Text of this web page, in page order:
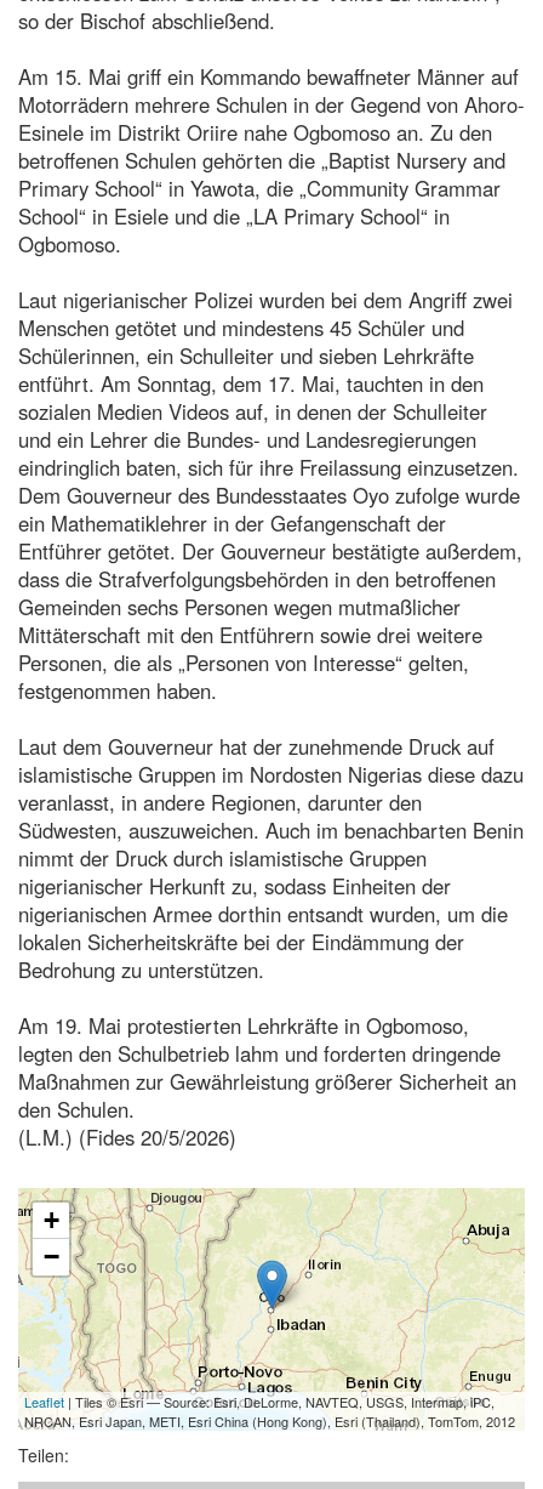
so der Bischof abschließend.
Am 15. Mai griff ein Kommando bewaffneter Männer auf
Motorrädern mehrere Schulen in der Gegend von Ahoro-
Esinele im Distrikt Oriire nahe Ogbomoso an. Zu den
betroffenen Schulen gehörten die „Baptist Nursery and
Primary School“ in Yawota, die „Community Grammar
School“ in Esiele und die „LA Primary School“ in
Ogbomoso.
Laut nigerianischer Polizei wurden bei dem Angriff zwei
Menschen getötet und mindestens 45 Schüler und
Schülerinnen, ein Schulleiter und sieben Lehrkräfte
entführt. Am Sonntag, dem 17. Mai, tauchten in den
sozialen Medien Videos auf, in denen der Schulleiter
und ein Lehrer die Bundes- und Landesregierungen
eindringlich baten, sich für ihre Freilassung einzusetzen.
Dem Gouverneur des Bundesstaates Oyo zufolge wurde
ein Mathematiklehrer in der Gefangenschaft der
Entführer getötet. Der Gouverneur bestätigte außerdem,
dass die Strafverfolgungsbehörden in den betroffenen
Gemeinden sechs Personen wegen mutmaßlicher
Mittäterschaft mit den Entführern sowie drei weitere
Personen, die als „Personen von Interesse“ gelten,
festgenommen haben.
Laut dem Gouverneur hat der zunehmende Druck auf
islamistische Gruppen im Nordosten Nigerias diese dazu
veranlasst, in andere Regionen, darunter den
Südwesten, auszuweichen. Auch im benachbarten Benin
nimmt der Druck durch islamistische Gruppen
nigerianischer Herkunft zu, sodass Einheiten der
nigerianischen Armee dorthin entsandt wurden, um die
lokalen Sicherheitskräfte bei der Eindämmung der
Bedrohung zu unterstützen.
Am 19. Mai protestierten Lehrkräfte in Ogbomoso,
legten den Schulbetrieb lahm und forderten dringende
Maßnahmen zur Gewährleistung größerer Sicherheit an
den Schulen.
(L.M.) (Fides 20/5/2026)
+
−
Leaflet | Tiles © Esri — Source: Esri, DeLorme, NAVTEQ, USGS, Intermap, iPC,
NRCAN, Esri Japan, METI, Esri China (Hong Kong), Esri (Thailand), TomTom, 2012
Teilen: